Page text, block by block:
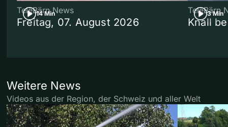
14 Min
TeleBärn News
Freitag, 07. August 2026
3 Min
TeleBärn
Knall
Weitere News
Videos aus der Region, der Schweiz und aller Welt